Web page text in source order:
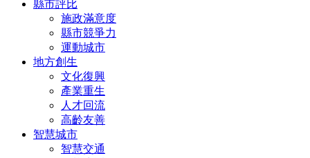
縣市評比
施政滿意度
縣市競爭力
運動城市
地方創生
文化復興
產業重生
人才回流
高齡友善
智慧城市
智慧交通